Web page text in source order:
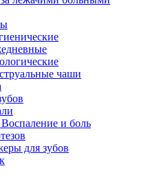
чаши
и боль
для зубов